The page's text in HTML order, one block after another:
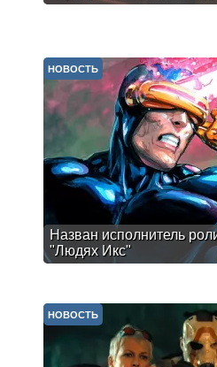
Назван исполнитель
"Людях Икс"
НОВОСТЬ
НОВОСТЬ